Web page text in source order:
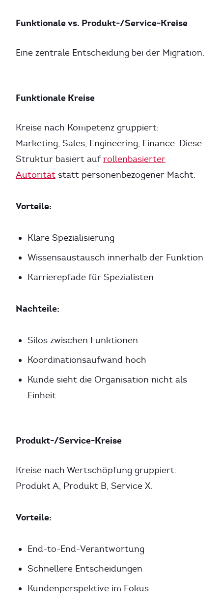
Funktionale vs. Produkt-/Service-Kreise
Eine zentrale Entscheidung bei der Migration.
Funktionale Kreise
Kreise nach Kompetenz gruppiert:
Marketing, Sales, Engineering, Finance. Diese
Struktur basiert aufrollenbasierter
Autorität statt personenbezogener Macht.
Vorteile:
Klare Spezialisierung
Wissensaustausch innerhalb der Funktion
Karrierepfade für Spezialisten
Nachteile:
Silos zwischen Funktionen
Koordinationsaufwand hoch
Kunde sieht die Organisation nicht als
Einheit
Produkt-/Service-Kreise
Kreise nach Wertschöpfung gruppiert:
Produkt A, Produkt B, Service X.
Vorteile:
End-to-End-Verantwortung
Schnellere Entscheidungen
Kundenperspektive im Fokus